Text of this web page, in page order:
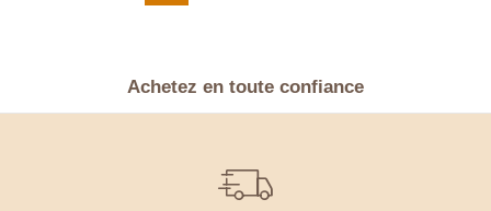
Achetez en toute confiance